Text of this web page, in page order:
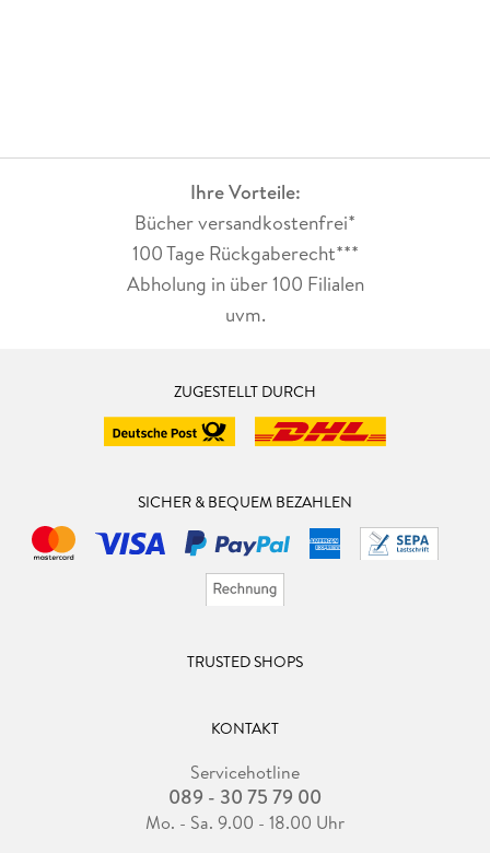
Ihre Vorteile:
Bücher versandkostenfrei*
100 Tage Rückgaberecht***
Abholung in über 100 Filialen
uvm.
ZUGESTELLT DURCH
SICHER & BEQUEM BEZAHLEN
TRUSTED SHOPS
KONTAKT
Servicehotline
089 - 30 75 79 00
Mo. - Sa. 9.00 - 18.00 Uhr